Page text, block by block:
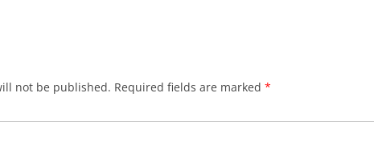
not be published. Required fields are marked *